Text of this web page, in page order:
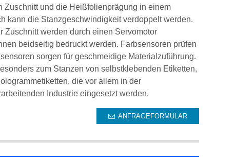
Zuschnitt und die Heißfolienprägung in einem
kann die Stanzgeschwindigkeit verdoppelt werden.
Zuschnitt werden durch einen Servomotor
beidseitig bedruckt werden. Farbsensoren prüfen
sorgen für geschmeidige Materialzuführung.
zum Stanzen von selbstklebenden Etiketten,
die vor allem in der
Industrie eingesetzt werden.
ANFRAGEFORMULAR